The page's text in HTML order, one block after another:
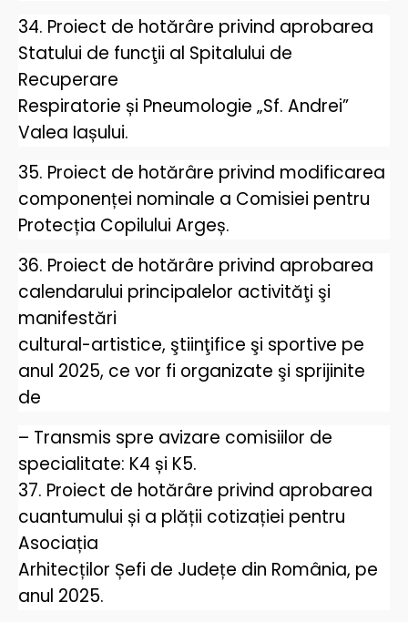
34. Proiect de hotărâre privind aprobarea
Statului de funcţii al Spitalului de
Recuperare
Respiratorie și Pneumologie „Sf. Andrei”
Valea Iașului.
35. Proiect de hotărâre privind modificarea
componenței nominale a Comisiei pentru
Protecția Copilului Argeș.
36. Proiect de hotărâre privind aprobarea
calendarului principalelor activităţi şi
manifestări
cultural-artistice, ştiinţifice şi sportive pe
anul 2025, ce vor fi organizate şi sprijinite
de
– Transmis spre avizare comisiilor de
specialitate: K4 și K5.
37. Proiect de hotărâre privind aprobarea
cuantumului și a plății cotizației pentru
Asociația
Arhitecților Șefi de Județe din România, pe
anul 2025.